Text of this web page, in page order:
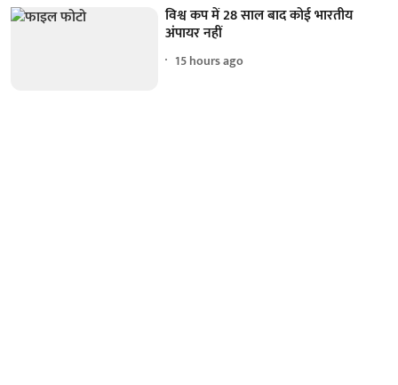
विश्व कप में 28 साल बाद कोई भारतीय
अंपायर नहीं
15 hours ago